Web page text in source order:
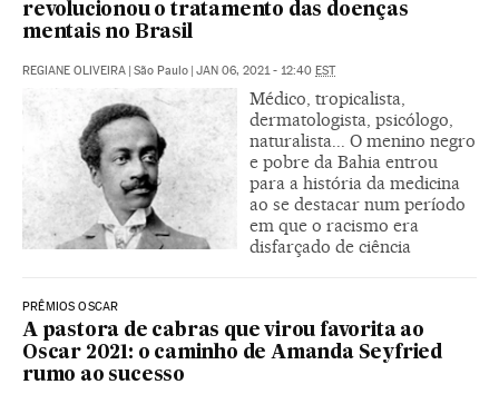
revolucionou o tratamento das doenças
mentais no Brasil
REGIANE OLIVEIRA São Paulo JAN 06, 2021 - 12:40 EST
Médico, tropicalista,
dermatologista, psicólogo,
naturalista... O menino negro
e pobre da Bahia entrou
para a história da medicina
ao se destacar num período
em que o racismo era
disfarçado de ciência
PRÊMIOS OSCAR
A pastora de cabras que virou favorita ao
Oscar 2021: o caminho de Amanda Seyfried
rumo ao sucesso